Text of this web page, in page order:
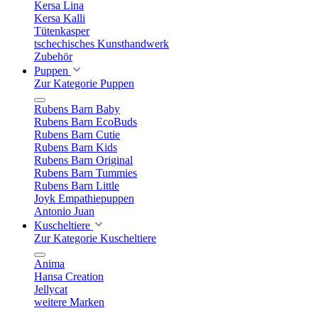
Kersa Lina
Kersa Kalli
Tütenkasper
tschechisches Kunsthandwerk
Zubehör
Puppen
Zur Kategorie Puppen
Rubens Barn Baby
Rubens Barn EcoBuds
Rubens Barn Cutie
Rubens Barn Kids
Rubens Barn Original
Rubens Barn Tummies
Rubens Barn Little
Joyk Empathiepuppen
Antonio Juan
Kuscheltiere
Zur Kategorie Kuscheltiere
Anima
Hansa Creation
Jellycat
weitere Marken